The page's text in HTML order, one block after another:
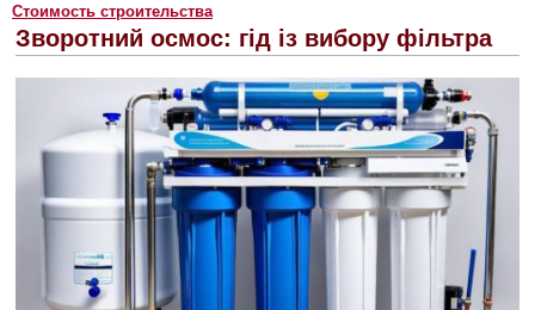
Стоимость строительства
Зворотний осмос: гід із вибору фільтра